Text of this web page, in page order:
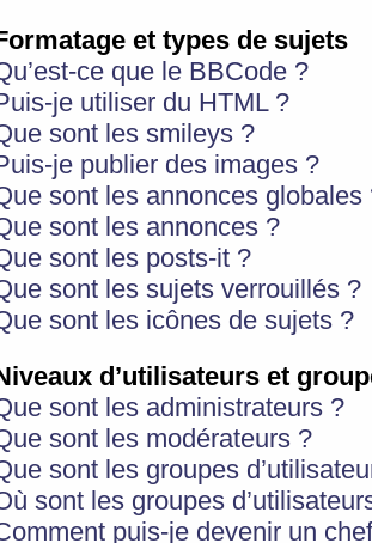
et types de sujets
ce que le BBCode ?
je utiliser du HTML ?
sont les smileys ?
je publier des images ?
sont les annonces globales
sont les annonces ?
sont les posts-it ?
sont les sujets verrouillés ?
sont les icônes de sujets ?
d’utilisateurs et
sont les administrateurs ?
sont les modérateurs ?
sont les groupes
sont les groupes
puis-je devenir un